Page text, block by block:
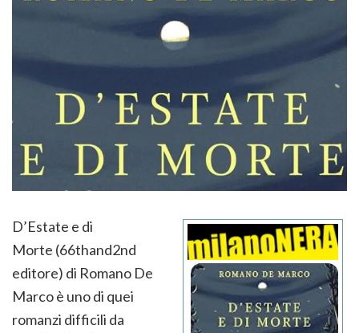
D’Estate e di
Morte (66thand2nd
editore) di Romano De
Marco è uno di quei
romanzi difficili da